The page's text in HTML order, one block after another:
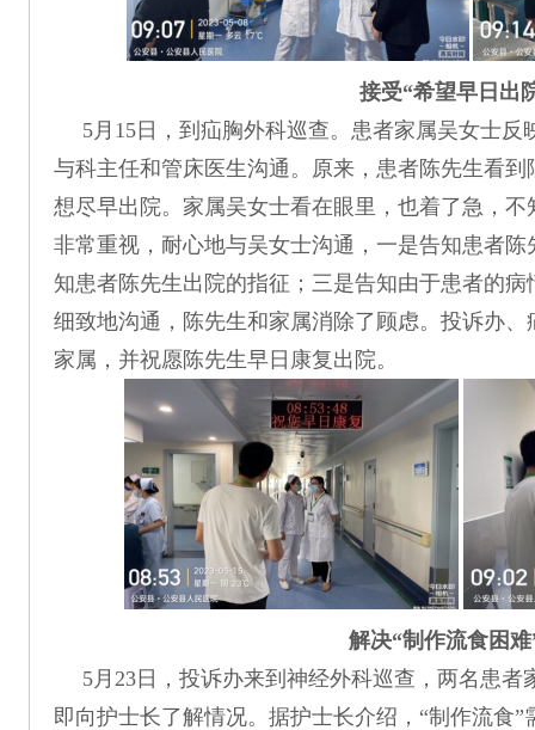
接受“希望早日出
5月15日，到疝胸外科巡查。患者家属吴女士
与科主任和管床医生沟通。原来，患者陈先生看
想尽早出院。家属吴女士看在眼里，也着了急，
非常重视，耐心地与吴女士沟通，一是告知患者
知患者陈先生出院的指征；三是告知由于患者的
细致地沟通，陈先生和家属消除了顾虑。投诉办
家属，并祝愿陈先生早日康复出院。
解决“制作流食困
5月23日，投诉办来到神经外科巡查，两名患
即向护士长了解情况。据护士长介绍，“制作流食